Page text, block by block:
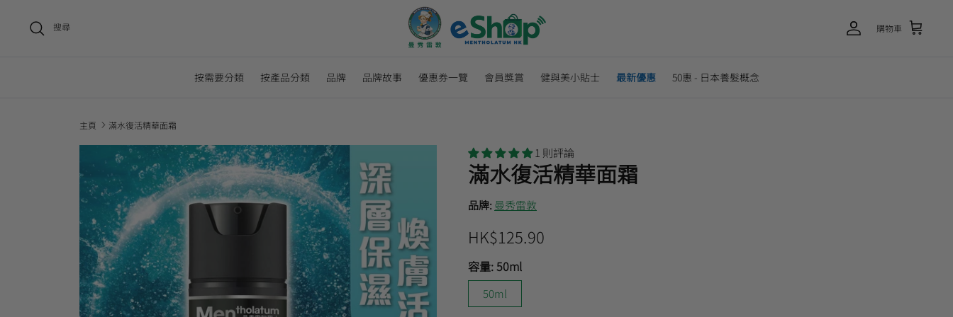
搜尋 購物車
按需要分類 按產品分類 品牌 品牌故事 優惠券一覽 會員獎賞 健與美小貼士 最新優惠 50惠 - 日本養髮概念
主頁 滿水復活精華面霜
1 則評論
滿水復活精華面霜
品牌: 曼秀雷敦
HK$125.90
容量:50ml
50ml